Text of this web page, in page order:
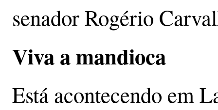
senador Rogério
Viva a mandioca
Está acontecendo em